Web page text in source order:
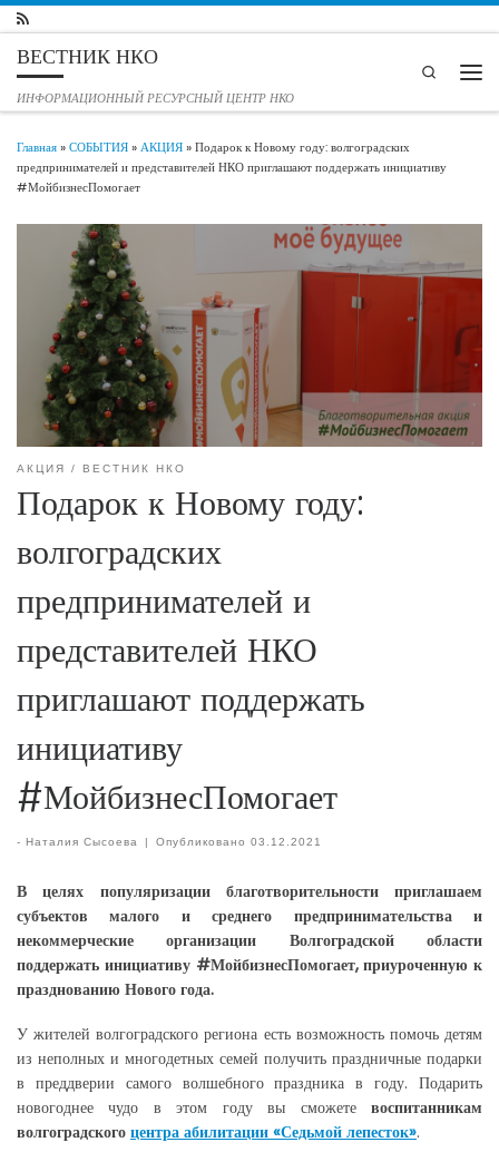
Перейти к содержимому
ВЕСТНИК НКО
ИНФОРМАЦИОННЫЙ РЕСУРСНЫЙ ЦЕНТР НКО
Search
Главная»СОБЫТИЯ»АКЦИЯ»Подарок к Новому году: волгоградских
предпринимателей и представителей НКО приглашают поддержать инициативу
#МойбизнесПомогает
АКЦИЯ ВЕСТНИК НКО
Подарок к Новому году:
волгоградских
предпринимателей и
представителей НКО
приглашают поддержать
инициативу
#МойбизнесПомогает
- Наталия Сысоева | Опубликовано03.12.2021
В целях популяризации благотворительности приглашаем
субъектов малого и среднего предпринимательства и
некоммерческие организации Волгоградской области
поддержать инициативу #МойбизнесПомогает, приуроченную к
празднованию Нового года.
У жителей волгоградского региона есть возможность помочь детям
из неполных и многодетных семей получить праздничные подарки
в преддверии самого волшебного праздника в году. Подарить
новогоднее чудо в этом году вы сможете воспитанникам
волгоградского центра абилитации «Седьмой лепесток».